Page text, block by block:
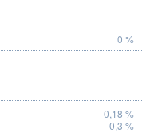
0 %
0,18 %
0,3 %